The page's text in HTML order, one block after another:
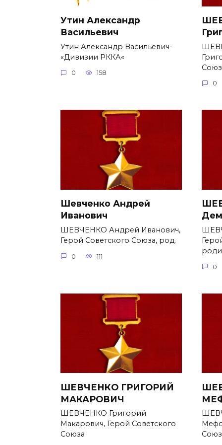
Утин Александр
Васильевич
Утин Александр Васильевич-
«Дивизии РККА«
0 158
0
Шевченко Андрей
Иванович
ШЕВЧЕНКО Андрей Иванович,
Герой Советского Союза, род.
0 111
0
ШЕВЧЕНКО ГРИГОРИЙ
МАКАРОВИЧ
ШЕВЧЕНКО Григорий
Макарович, Герой Советского
Союза